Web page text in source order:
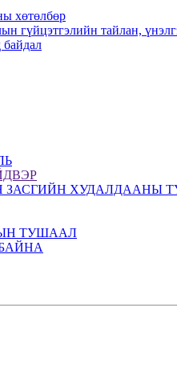
хөтөлбөр
гүйцэтгэлийн тайлан,
ЗАСГИЙН ХУДАЛДААНЫ
ТУШААЛ